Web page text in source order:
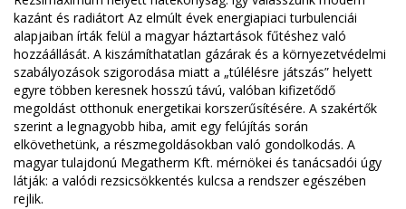
kazánt és radiátort Az elmúlt évek energiapiaci turbulenciái
alapjaiban írták felül a magyar háztartások fűtéshez való
hozzáállását. A kiszámíthatatlan gázárak és a környezetvédelmi
szabályozások szigorodása miatt a „túlélésre játszás” helyett
egyre többen keresnek hosszú távú, valóban kifizetődő
megoldást otthonuk energetikai korszerűsítésére. A szakértők
szerint a legnagyobb hiba, amit egy felújítás során
elkövethetünk, a részmegoldásokban való gondolkodás. A
magyar tulajdonú Megatherm Kft. mérnökei és tanácsadói úgy
látják: a valódi rezsicsökkentés kulcsa a rendszer egészében
rejlik.